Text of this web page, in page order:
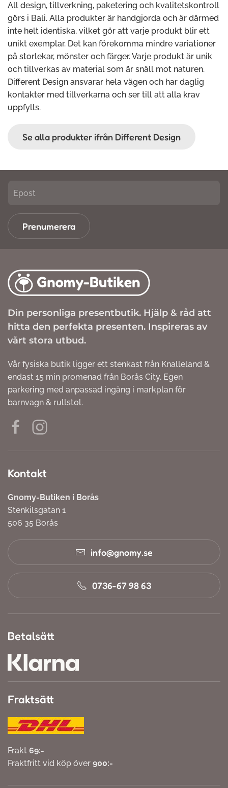
All design, tillverkning, paketering och kvalitetskontroll
görs i Bali. Alla produkter är handgjorda och är därmed
inte helt identiska, vilket gör att varje produkt blir ett
unikt exemplar. Det kan förekomma mindre variationer
på storlekar, mönster och färger. Varje produkt är unik
och tillverkas av material som är snäll mot naturen.
Different Design ansvarar hela vägen och har daglig
kontakter med tillverkarna och ser till att alla krav
uppfylls.
Se alla produkter ifrån Different Design
Prenumerera
Din personliga presentbutik. Hjälp & råd att
hitta den perfekta presenten. Inspireras av
vårt stora utbud.
Vår fysiska butik ligger ett stenkast från Knalleland &
endast 15 min promenad från Borås City. Egen
parkering med anpassad ingång i markplan för
barnvagn & rullstol.
Kontakt
Gnomy-Butiken i Borås
Stenkilsgatan 1
506 35 Borås
info@gnomy.se
0736-67 98 63
Betalsätt
Fraktsätt
Frakt 69:-
Fraktfritt vid köp över 900:-